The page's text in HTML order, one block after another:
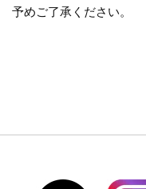
予めご了承ください。